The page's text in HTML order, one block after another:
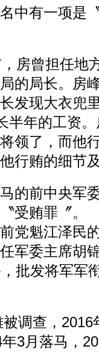
中有一项是
房曾担任地
的局长。房
发现大衣兜
半年的工资
领了，而他
行贿的细节
的前中央军
受贿罪〞。
党魁江泽民
军委主席胡
批发将军军
调查，2016
3月落马，